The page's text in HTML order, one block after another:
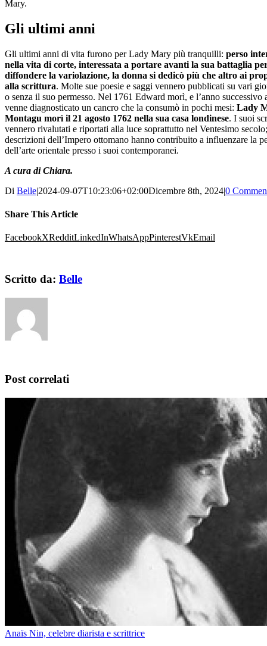
Mary.
Gli ultimi anni
Gli ultimi anni di vita furono per Lady Mary più tranquilli: perso
nella vita di corte, interessata a portare avanti la sua battaglia
diffondere la variolazione, la donna si dedicò più che altro ai
alla scrittura. Molte sue poesie e saggi vennero pubblicati su vari
o senza il suo permesso. Nel 1761 Edward morì, e l’anno successivo
venne diagnosticato un cancro che la consumò in pochi mesi: Lady
Montagu morì il 21 agosto 1762 nella sua casa londinese. I suoi
vennero rivalutati e riportati alla luce soprattutto nel Ventesimo
descrizioni dell’Impero ottomano hanno contribuito a influenzare la
dell’arte orientale presso i suoi contemporanei.
A cura di Chiara.
Di Belle|2024-09-07T10:23:06+02:00Dicembre 8th, 2024|0
Share This Article
FacebookXRedditLinkedInWhatsAppPinterestVkEmail
Scritto da: Belle
Post correlati
Anaïs Nin, celebre diarista e scrittrice